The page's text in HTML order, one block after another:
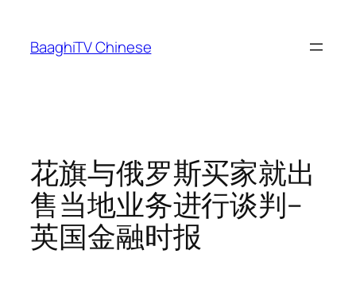
content
BaaghiTV Chinese
花旗与俄罗斯买家就出
售当地业务进行谈判–
英国金融时报